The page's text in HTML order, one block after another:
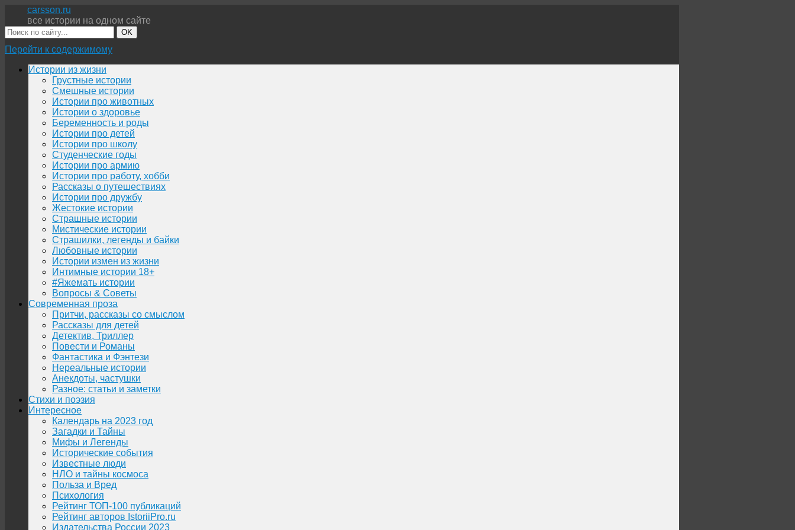
carsson.ru
все истории на одном сайте
OK
Перейти к содержимому
Истории из жизни
Грустные истории
Смешные истории
Истории про животных
Истории о здоровье
Беременность и роды
Истории про детей
Истории про школу
Студенческие годы
Истории про армию
Истории про работу, хобби
Рассказы о путешествиях
Истории про дружбу
Жестокие истории
Страшные истории
Мистические истории
Страшилки, легенды и байки
Любовные истории
Истории измен из жизни
Интимные истории 18+
#Яжемать истории
Вопросы & Советы
Современная проза
Притчи, рассказы со смыслом
Рассказы для детей
Детектив, Триллер
Повести и Романы
Фантастика и Фэнтези
Нереальные истории
Анекдоты, частушки
Разное: статьи и заметки
Стихи и поэзия
Интересное
Календарь на 2023 год
Загадки и Тайны
Мифы и Легенды
Исторические события
Известные люди
НЛО и тайны космоса
Польза и Вред
Психология
Рейтинг ТОП-100 публикаций
Рейтинг авторов IstoriiPro.ru
Издательства России 2023